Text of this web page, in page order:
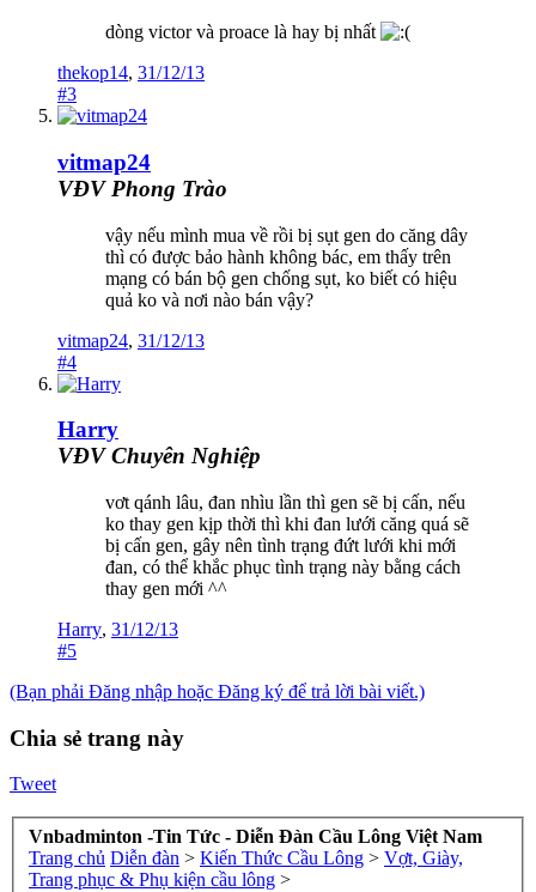
dòng victor và proace là hay bị nhất
thekop14, 31/12/13
#3
vitmap24
VĐV Phong Trào
vậy nếu mình mua về rồi bị sụt gen do căng dây
thì có được bảo hành không bác, em thấy trên
mạng có bán bộ gen chống sụt, ko biết có hiệu
quả ko và nơi nào bán vậy?
vitmap24, 31/12/13
#4
Harry
VĐV Chuyên Nghiệp
vơt qánh lâu, đan nhìu lần thì gen sẽ bị cấn, nếu
ko thay gen kịp thời thì khi đan lưới căng quá sẽ
bị cấn gen, gây nên tình trạng đứt lưới khi mới
đan, có thể khắc phục tình trạng này bằng cách
thay gen mới ^^
Harry, 31/12/13
#5
(Bạn phải Đăng nhập hoặc Đăng ký để trả lời bài viết.)
Chia sẻ trang này
Tweet
Vnbadminton -Tin Tức - Diễn Đàn Cầu Lông Việt Nam
Trang chủ Diễn đàn > Kiến Thức Cầu Lông > Vợt, Giày,
Trang phục & Phụ kiện cầu lông >